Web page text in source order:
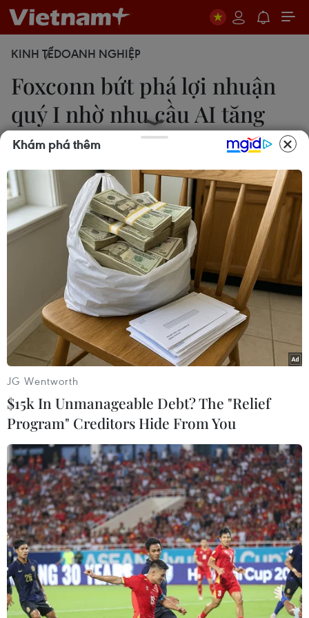
KINH TẾDOANH NGHIỆP
Foxconn bứt phá lợi nhuận
quý I nhờ nhu cầu AI tăng
cao
Lan Phương
14/05/2024 11:55
Foxconn, nhà sản xuất linh kiện điện tử theo hợp
đồng lớn nhất thế giới của Đài Loan (Trung Quốc),
ghi nhận lợi nhuận ròng quý 1/2024 tăng mạnh
72% so với cùng kỳ năm ngoái.
Logo của công ty sản xuất đồ điện tử Foxconn. (Ảnh: Getty
Images)
Foxconn, nhà sản xuất linh kiện điện tử theo
hợp đồng lớn nhất thế giới của Đài Loan (Trung
Quốc), ghi nhận lợi nhuận ròng quý 1/2024 tăng
mạnh 72% so với cùng kỳ năm ngoái, đạt 22,01
tỷ Đài tệ (tương đương 679 triệu USD).
Khám phá thêm
JG Wentworth
$15k In Unmanageable Debt? The "Relief
Program" Creditors Hide From You